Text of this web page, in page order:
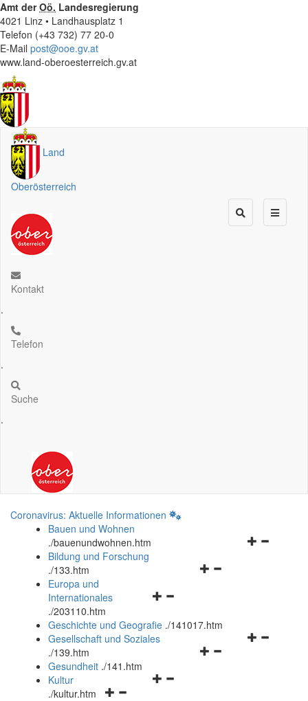
Amt derOö. Landesregierung
4021 Linz • Landhausplatz 1
Telefon (+43 732) 77 20-0
E-Mail post@ooe.gv.at
www.land-oberoesterreich.gv.at
Land
Oberösterreich
Kontakt
.
Telefon
.
Suche
.
Coronavirus: Aktuelle Informationen
Bauen und Wohnen
./bauenundwohnen.htm
Navigationsmenü
Bildung und Forschung
./133.htm
Navigationsmenü
und
schließen
Europa und
Internationales
./203110.htm
Geschichte und Geografie ./141017.htm
Navigationsmenü
Gesellschaft und Soziales
./139.htm
Navigationsmenü
Gesundheit ./141.htm
Navigationsmenü
Kultur
./kultur.htm